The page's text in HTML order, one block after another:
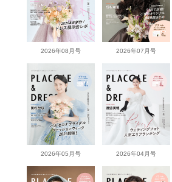
2026年08月号 2026年07月号
2026年05月号 2026年04月号